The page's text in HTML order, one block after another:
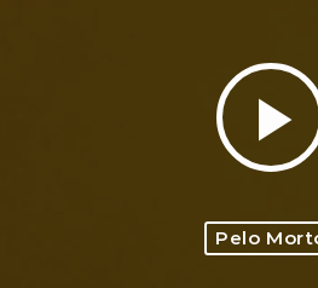
play_arrow
Pelo